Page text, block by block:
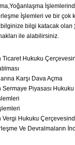
Kanunları
Kdv Dahil.
İşlemleri ve bir çok
bilginize bilgi katacak olan
ile alabilirsiniz.
Ticaret Hukuku
Karşı Dava Açma
Sermaye Piyasası
Vergi Hukuku
Ve Devralmaların